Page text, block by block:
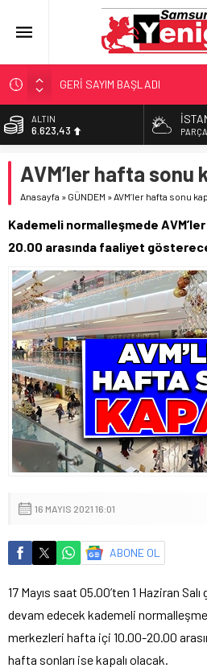
GERİ SAYIM BAŞLADI
SAMSUNSPOR’DA HEDEF
‘BAFRA’YA YATIRIM YAPIN!’
YÖNETİCİ SEÇERKEN
ALTIN
6.623,43
13.785,25
DOLAR
55,0748
AVM’ler hafta sonu
Anasayfa » GÜNDEM »AVM’ler hafta sonu
Kademeli normalleşmede
20.00 arasında faaliyet
16 MAYIS 2021 16:01
ABONE OL
17 Mayıs saat 05.00’ten 1 Haziran
devam edecek kademeli
merkezleri hafta içi 10.00-20.00
hafta sonları ise kapalı olacak.